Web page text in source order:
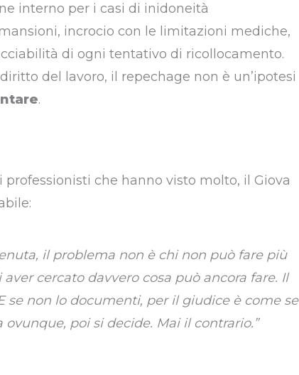
interno per i casi di inidoneità
incrocio con le limitazioni mediche,
di ogni tentativo di ricollocamento.
del lavoro, il repechage non è un’ipotesi
.
che hanno visto molto, il Giova
il problema non è chi non può fare più
cercato davvero cosa può ancora fare. Il
se non lo documenti, per il giudice è come se
poi si decide. Mai il contrario.”